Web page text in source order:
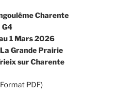
Charente
G4
1 Mars 2026
La Grande Prairie
sur Charente
PDF)